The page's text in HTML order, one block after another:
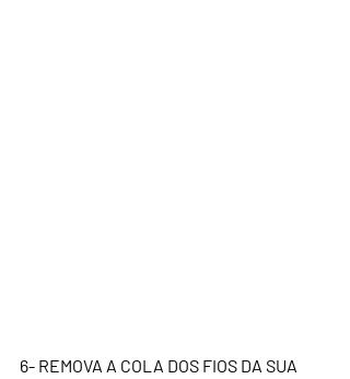
6- REMOVA A COLA DOS FIOS DA SUA